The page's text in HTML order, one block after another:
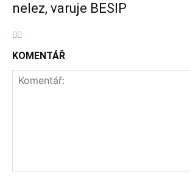
nelez, varuje BESIP
KOMENTÁŘ